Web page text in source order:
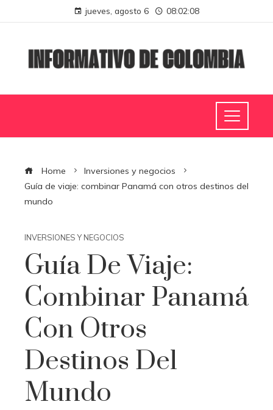
jueves, agosto 6 08:02:09
Home
Inversiones y negocios
Guía de viaje: combinar Panamá con otros destinos del
mundo
INVERSIONES Y NEGOCIOS
Guía De Viaje:
Combinar Panamá
Con Otros
Destinos Del
Mundo